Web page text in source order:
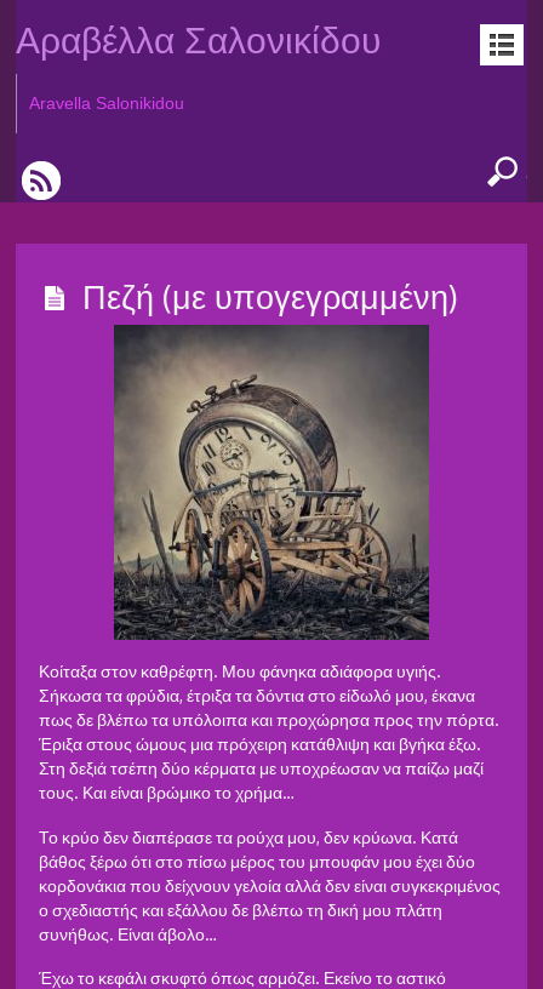
Αραβέλλα Σαλονικίδου
Aravella Salonikidou
Πεζή (με υπογεγραμμένη)
Κοίταξα στον καθρέφτη. Μου φάνηκα αδιάφορα υγιής.
Σήκωσα τα φρύδια, έτριξα τα δόντια στο είδωλό μου, έκανα
πως δε βλέπω τα υπόλοιπα και προχώρησα προς την πόρτα.
Έριξα στους ώμους μια πρόχειρη κατάθλιψη και βγήκα έξω.
Στη δεξιά τσέπη δύο κέρματα με υποχρέωσαν να παίζω μαζί
τους. Και είναι βρώμικο το χρήμα…
Το κρύο δεν διαπέρασε τα ρούχα μου, δεν κρύωνα. Κατά
βάθος ξέρω ότι στο πίσω μέρος του μπουφάν μου έχει δύο
κορδονάκια που δείχνουν γελοία αλλά δεν είναι συγκεκριμένος
ο σχεδιαστής και εξάλλου δε βλέπω τη δική μου πλάτη
συνήθως. Είναι άβολο…
Έχω το κεφάλι σκυφτό όπως αρμόζει. Εκείνο το αστικό